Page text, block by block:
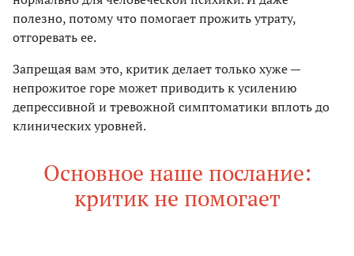
полезно, потому что помогает прожить утрату,
отгоревать ее.
Запрещая вам это, критик делает только хуже —
непрожитое горе может приводить к усилению
депрессивной и тревожной симптоматики вплоть до
клинических уровней.
Основное наше послание:
критик не помогает